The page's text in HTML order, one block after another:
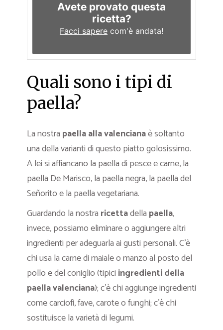
Avete provato questa
ricetta?
Facci sapere com'è andata!
Quali sono i tipi di
paella?
La nostra paella alla valencianaè soltanto
una della varianti di questo piatto golosissimo.
A lei si affiancano la paella di pesce e carne, la
paella De Marisco, la paella negra, la paella del
Señorito e la paella vegetariana.
Guardando la nostra ricettadella paella,
invece, possiamo eliminare o aggiungere altri
ingredienti per adeguarla ai gusti personali. C’è
chi usa la carne di maiale o manzo al posto del
pollo e del coniglio (tipici ingredienti della
paella valenciana); c’è chi aggiunge ingredienti
come carciofi, fave, carote o funghi; c’è chi
sostituisce la varietà di legumi.